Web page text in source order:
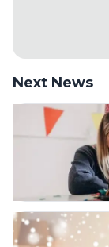
Next News